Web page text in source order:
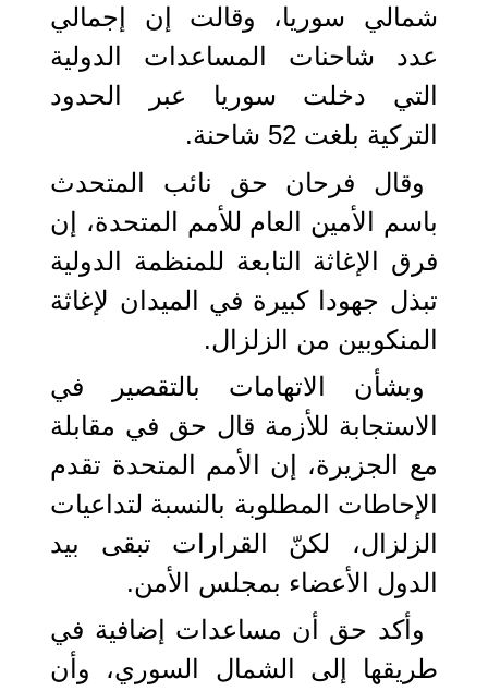
شمالي سوريا، وقالت إن إجمالي
عدد شاحنات المساعدات الدولية
التي دخلت سوريا عبر الحدود
التركية بلغت 52 شاحنة.
وقال فرحان حق نائب المتحدث
باسم الأمين العام للأمم المتحدة، إن
فرق الإغاثة التابعة للمنظمة الدولية
تبذل جهودا كبيرة في الميدان لإغاثة
المنكوبين من الزلزال.
وبشأن الاتهامات بالتقصير في
الاستجابة للأزمة قال حق في مقابلة
مع الجزيرة، إن الأمم المتحدة تقدم
الإحاطات المطلوبة بالنسبة لتداعيات
الزلزال، لكنّ القرارات تبقى بيد
الدول الأعضاء بمجلس الأمن.
وأكد حق أن مساعدات إضافية في
طريقها إلى الشمال السوري، وأن